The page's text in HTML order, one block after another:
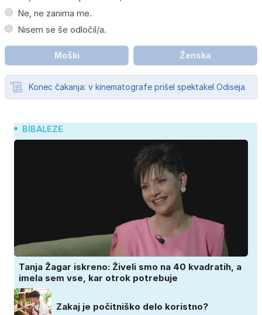
Ne, ne zanima me.
Nisem se še odločil/a.
Moški Ženska
Konec čakanja: v kinematografe prišel spektakel Odiseja
BIBALEZE
Tanja Žagar iskreno: Živeli smo na 40 kvadratih, a
imela sem vse, kar otrok potrebuje
Zakaj je počitniško delo koristno?